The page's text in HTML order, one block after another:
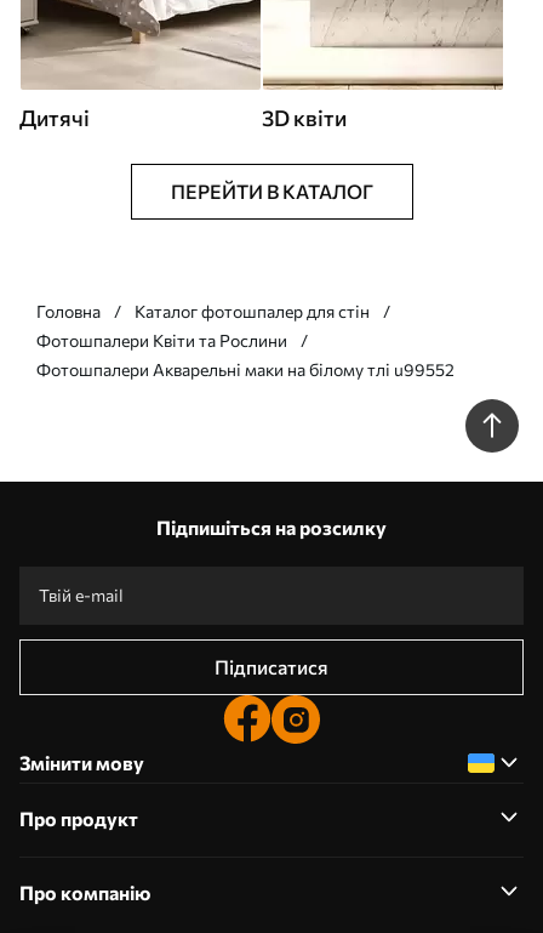
Дитячі 3D квіти
ПЕРЕЙТИ В КАТАЛОГ
Головна
Каталог фотошпалер для стін
Фотошпалери Квіти та Рослини
Фотошпалери Акварельні маки на білому тлі u99552
Підпишіться на розсилку
Підписатися
Змінити мову
Про продукт
Про компанію